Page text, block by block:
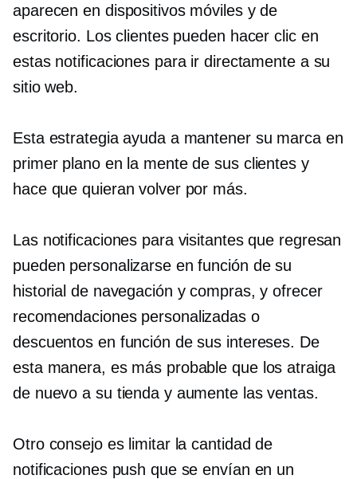
aparecen en dispositivos móviles y de
escritorio. Los clientes pueden hacer clic en
estas notificaciones para ir directamente a su
sitio web.
Esta estrategia ayuda a mantener su marca en
primer plano en la mente de sus clientes y
hace que quieran volver por más.
Las notificaciones para visitantes que regresan
pueden personalizarse en función de su
historial de navegación y compras, y ofrecer
recomendaciones personalizadas o
descuentos en función de sus intereses. De
esta manera, es más probable que los atraiga
de nuevo a su tienda y aumente las ventas.
Otro consejo es limitar la cantidad de
notificaciones push que se envían en un